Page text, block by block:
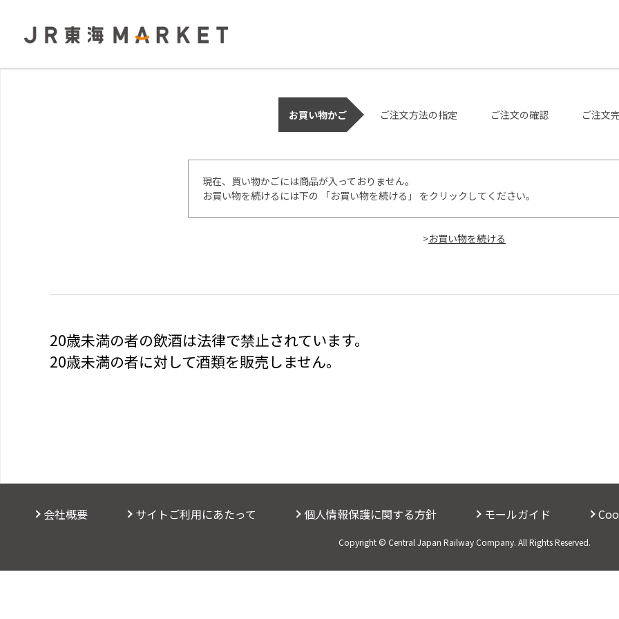
お買い物かご ご注文方法の指定 ご注文の確認 ご注文
現在、買い物かごには商品が入っておりません。
お買い物を続けるには下の 「お買い物を続ける」 をクリックしてください。
>
20歳未満の者の飲酒は法律で禁止されています。
20歳未満の者に対して酒類を販売しません。
会社概要 サイトご利用にあたって 個人情報保護に関する方針 モールガイド
Copyright © Central Japan Railway Company. All Rights Reserved.